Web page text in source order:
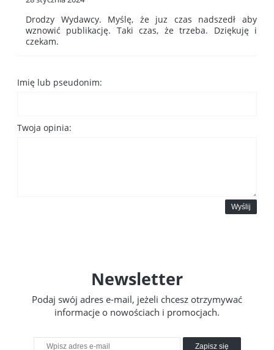
Drodzy Wydawcy. Myślę, że juz czas nadszedł aby
wznowić publikację. Taki czas, że trzeba. Dziękuję i
czekam.
Imię lub pseudonim:
Twoja opinia:
Wyślij
Newsletter
Podaj swój adres e-mail, jeżeli chcesz otrzymywać
informacje o nowościach i promocjach.
Zapisz się